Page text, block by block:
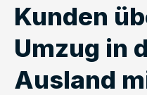
Kunden
Umzug in
Ausland